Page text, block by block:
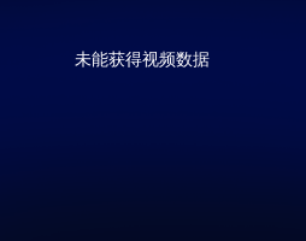
未能获得视频数据